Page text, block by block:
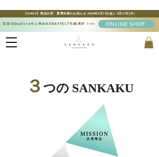
注目のDualvieや人気のKERAFFECTも販売中 >>> ONLINE SHOP
【SHOP】商品出荷・夏季休業のお知らせ 2026年8月7日(金)～8月17日(月)
３ つの SANKAKU